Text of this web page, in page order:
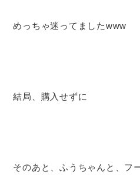
めっちゃ迷ってましたwww
結局、購入せずに
そのあと、ふうちゃんと、フ